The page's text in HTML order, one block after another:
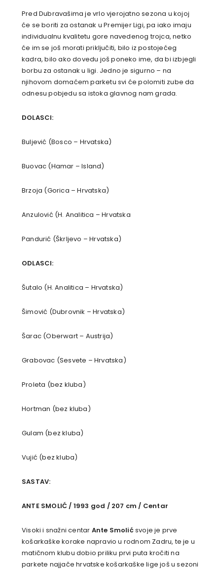
Pred Dubravašima je vrlo vjerojatno sezona u kojoj
će se boriti za ostanak u Premijer Ligi, pa iako imaju
individualnu kvalitetu gore navedenog trojca, netko
će im se još morati priključiti, bilo iz postojećeg
kadra, bilo ako dovedu još poneko ime, da bi izbjegli
borbu za ostanak u ligi. Jedno je sigurno – na
njihovom domaćem parketu svi će polomiti zube da
odnesu pobjedu sa istoka glavnog nam grada.
DOLASCI:
Buljević (Bosco – Hrvatska)
Buovac (Hamar – Island)
Brzoja (Gorica – Hrvatska)
Anzulović (H. Analitica – Hrvatska
Pandurić (Škrljevo – Hrvatska)
ODLASCI:
Šutalo (H. Analitica – Hrvatska)
Šimović (Dubrovnik – Hrvatska)
Šarac (Oberwart – Austrija)
Grabovac (Sesvete – Hrvatska)
Proleta (bez kluba)
Hortman (bez kluba)
Gulam (bez kluba)
Vujić (bez kluba)
SASTAV:
ANTE SMOLIĆ / 1993 god / 207 cm / Centar
Visoki i snažni centar Ante Smolićsvoje je prve
košarkaške korake napravio u rodnom Zadru, te je u
matičnom klubu dobio priliku prvi puta kročiti na
parkete najjače hrvatske košarkaške lige još u sezoni